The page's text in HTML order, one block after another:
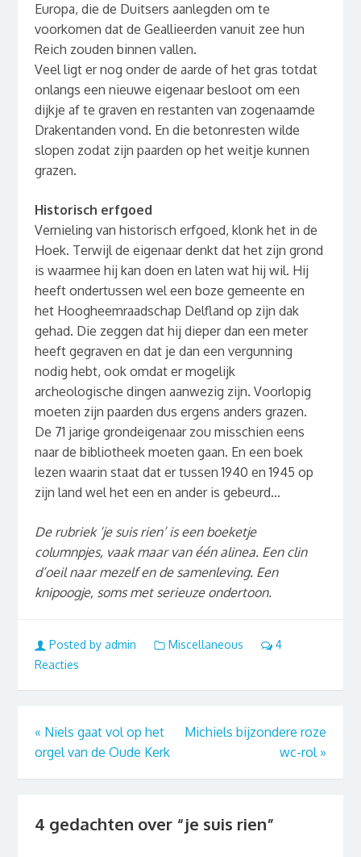
Europa, die de Duitsers aanlegden om te
voorkomen dat de Geallieerden vanuit zee hun
Reich zouden binnen vallen.
Veel ligt er nog onder de aarde of het gras totdat
onlangs een nieuwe eigenaar besloot om een
dijkje af te graven en restanten van zogenaamde
Drakentanden vond. En die betonresten wilde
slopen zodat zijn paarden op het weitje kunnen
grazen.
Historisch erfgoed
Vernieling van historisch erfgoed, klonk het in de
Hoek. Terwijl de eigenaar denkt dat het zijn grond
is waarmee hij kan doen en laten wat hij wil. Hij
heeft ondertussen wel een boze gemeente en
het Hoogheemraadschap Delfland op zijn dak
gehad. Die zeggen dat hij dieper dan een meter
heeft gegraven en dat je dan een vergunning
nodig hebt, ook omdat er mogelijk
archeologische dingen aanwezig zijn. Voorlopig
moeten zijn paarden dus ergens anders grazen.
De 71 jarige grondeigenaar zou misschien eens
naar de bibliotheek moeten gaan. En een boek
lezen waarin staat dat er tussen 1940 en 1945 op
zijn land wel het een en ander is gebeurd…
De rubriek ‘je suis rien’ is een boeketje
columnpjes, vaak maar van één alinea. Een clin
d’oeil naar mezelf en de samenleving. Een
knipoogje, soms met serieuze ondertoon.
Posted by admin Miscellaneous
4
Reacties
« Niels gaat vol op het
orgel van de Oude Kerk
Michiels bijzondere roze
wc-rol »
4 gedachten over “je suis rien”